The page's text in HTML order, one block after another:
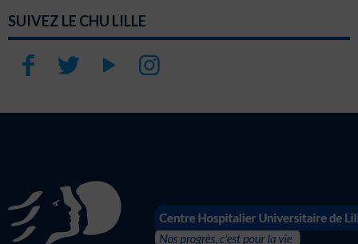
SUIVEZ LE CHU LILLE